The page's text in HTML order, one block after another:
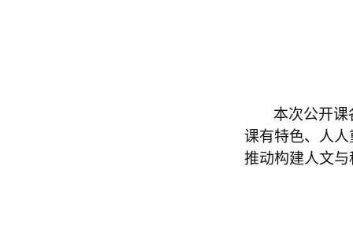
本次公开
课有特色、人
推动构建人文